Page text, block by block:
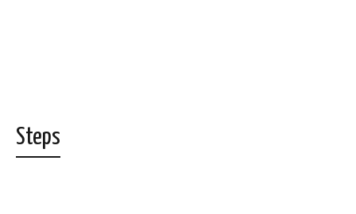
Steps